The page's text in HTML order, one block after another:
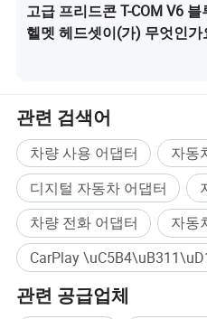
고급 프리드콘 T-COM V6
헬멧 헤드셋이(가) 무엇인가
관련 검색어
차량 사용 어댑터
자동
디지털 자동차 어댑터
차량 전화 어댑터
자동
CarPlay
관련 공급업체